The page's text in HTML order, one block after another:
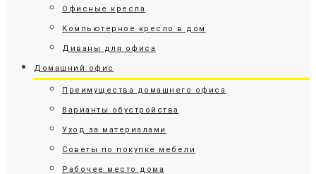
Офисные кресла
Компьютерное кресло в дом
Диваны для офиса
Домашний офис
Преимущества домашнего офиса
Варианты обустройства
Уход за материалами
Советы по покупке мебели
Рабочее место дома